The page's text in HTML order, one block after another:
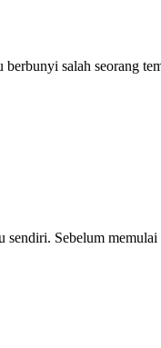
salah seorang
Sebelum